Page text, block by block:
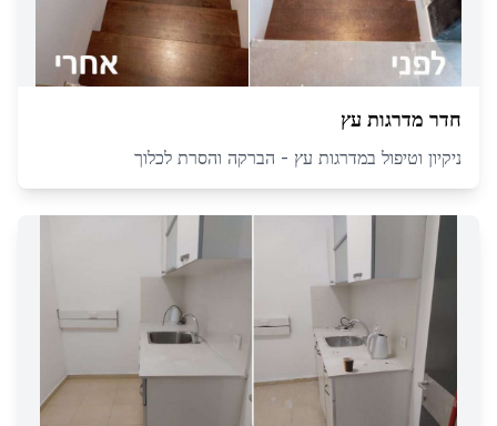
חדר מדרגות עץ
ניקיון וטיפול במדרגות עץ - הברקה והסרת לכלוך